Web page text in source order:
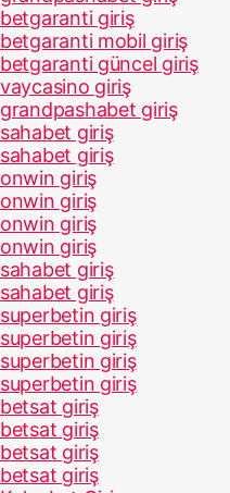
betgaranti giriş
betgaranti mobil giriş
betgaranti güncel giriş
vaycasino giriş
grandpashabet giriş
sahabet giriş
sahabet giriş
onwin giriş
onwin giriş
onwin giriş
onwin giriş
sahabet giriş
sahabet giriş
superbetin giriş
superbetin giriş
superbetin giriş
superbetin giriş
betsat giriş
betsat giriş
betsat giriş
betsat giriş